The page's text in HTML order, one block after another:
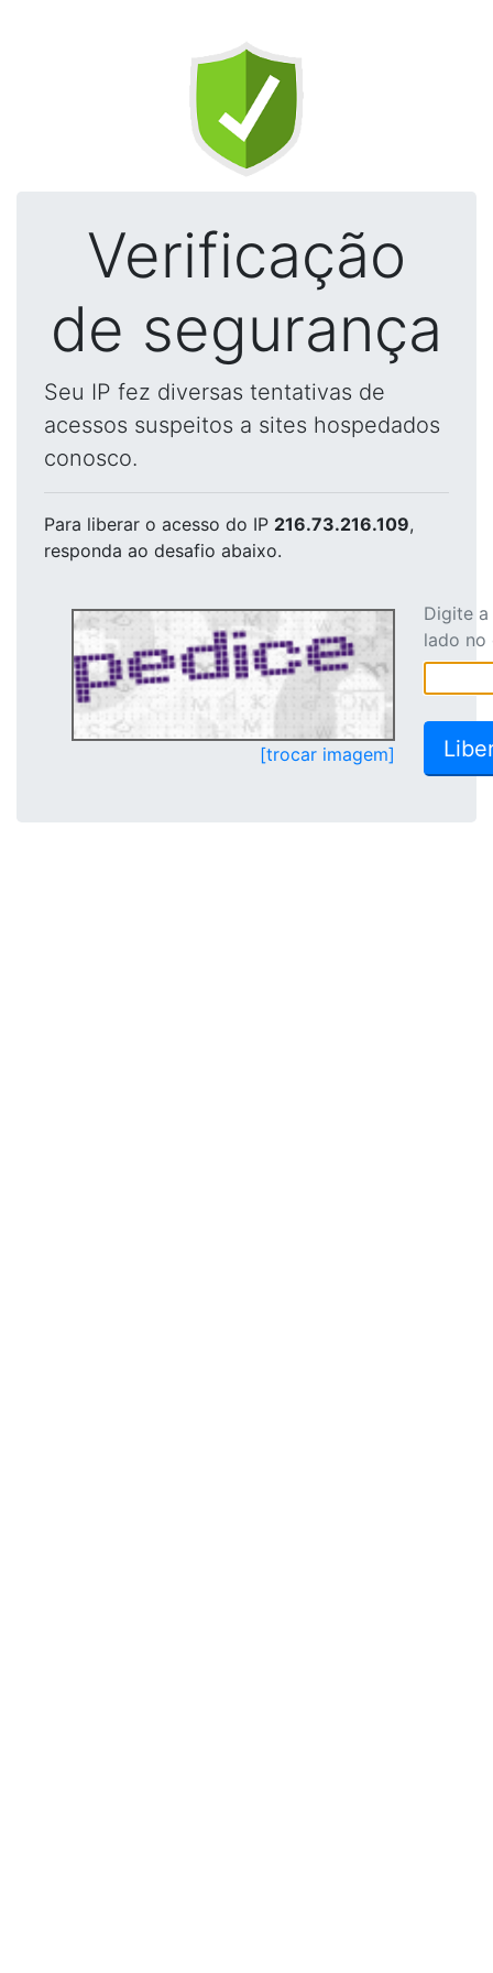
Verificação
de segurança
Seu IP fez diversas tentativas de
acessos suspeitos a sites hospedados
conosco.
Para liberar o acesso do IP 216.73.216.109,
responda ao desafio abaixo.
[trocar imagem]
Digite
lado no